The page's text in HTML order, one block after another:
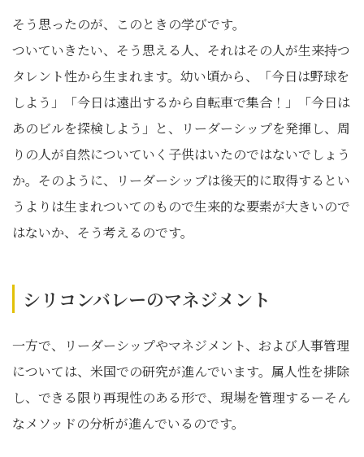
そう思ったのが、このときの学びです。
ついていきたい、そう思える人、それはその人が生来持つ
タレント性から生まれます。幼い頃から、「今日は野球を
しよう」「今日は遠出するから自転車で集合！」「今日は
あのビルを探検しよう」と、リーダーシップを発揮し、周
りの人が自然についていく子供はいたのではないでしょう
か。そのように、リーダーシップは後天的に取得するとい
うよりは生まれついてのもので生来的な要素が大きいので
はないか、そう考えるのです。
シリコンバレーのマネジメント
一方で、リーダーシップやマネジメント、および人事管理
については、米国での研究が進んでいます。属人性を排除
し、できる限り再現性のある形で、現場を管理するーそん
なメソッドの分析が進んでいるのです。